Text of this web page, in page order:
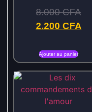
8.000CFA
2.200 CFA
Ajouter au panier